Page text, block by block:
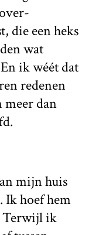
die een heks
wat
ik wéét dat
redenen
dan
mijn huis
Ik hoef hem
Terwijl ik